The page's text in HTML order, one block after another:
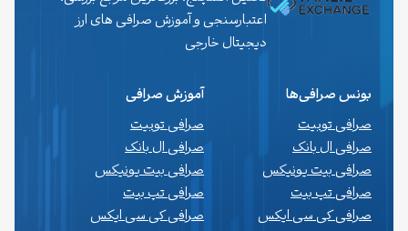
اعتبارسنجی و آموزش صرافی های ارز
دیجیتال خارجی
بونس صرافی‌ها
صرافی توبیت
صرافی ال بانک
صرافی بیت یونیکس
صرافی تپ بیت
صرافی کی سی ایکس
آموزش صرافی
صرافی توبیت
صرافی ال بانک
صرافی بیت یونیکس
صرافی تپ بیت
صرافی کی سی ایکس